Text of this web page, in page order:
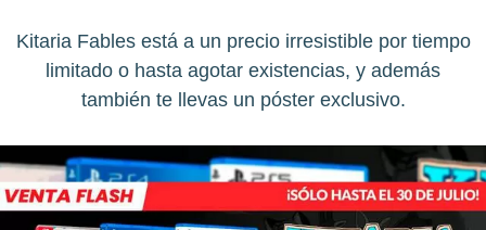
Kitaria Fables está a un precio irresistible por tiempo
limitado o hasta agotar existencias, y además
también te llevas un póster exclusivo.